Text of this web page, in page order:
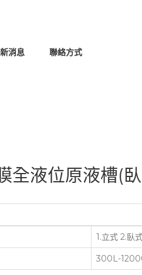
消息 聯絡方式
全液位原液槽(
1.立式 2.臥
300L-